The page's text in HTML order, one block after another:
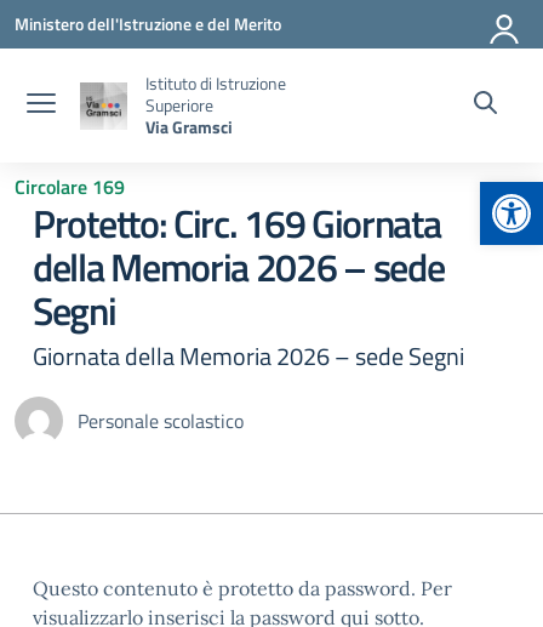
Vai ai contenuti
Vai al menu di navigazione
Vai al footer
Ministero dell'Istruzione e del Merito
Istituto di Istruzione
Superiore
Via Gramsci
Circolare 169
Protetto: Circ. 169 Giornata
della Memoria 2026 – sede
Segni
Giornata della Memoria 2026 – sede Segni
Personale scolastico
Questo contenuto è protetto da password. Per
visualizzarlo inserisci la password qui sotto.